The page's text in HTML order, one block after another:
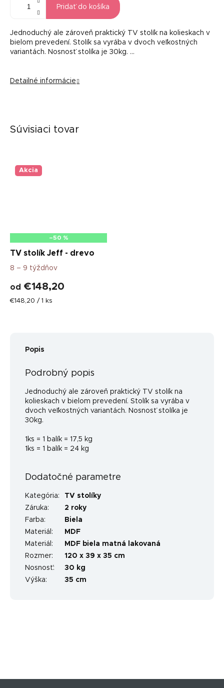
Pridať do košíka
Jednoduchý ale zároveň praktický TV stolík na kolieskach v
bielom prevedení. Stolík sa vyrába v dvoch veľkostných
variantách. Nosnosť stolíka je 30kg. …
Detailné informácie
Súvisiaci tovar
Akcia
–50 %
TV stolík Jeff - drevo
8 – 9 týždňov
od €148,20
Jednotková
€148,20 / 1 ks
Popis
Podrobný popis
Jednoduchý ale zároveň praktický TV stolík na
kolieskach v bielom prevedení. Stolík sa vyrába v
dvoch veľkostných variantách. Nosnosť stolíka je
30kg.
1ks = 1 balík = 17,5 kg
1ks = 1 balík = 24 kg
Dodatočné parametre
Kategória:
TV stolíky
Záruka:
2 roky
Farba:
Biela
Materiál :
MDF
Materiál :
MDF biela matná lakovaná
Rozmer:
120 x 39 x 35 cm
Nosnosť:
30 kg
Výška: 35 cm